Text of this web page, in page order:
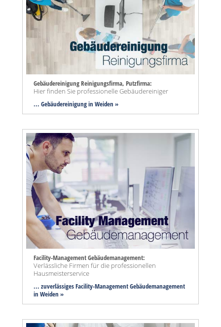
Gebäudereinigung Reinigungsfirma, Putzfirma:
Hier finden Sie professionelle Gebäudereiniger
... Gebäudereinigung in Weiden »
Facility-Management Gebäudemanagement:
Verlässliche Firmen für die professionellen
Hausmeisterservice
... zuverlässiges Facility-Management Gebäudemanagement
in Weiden »